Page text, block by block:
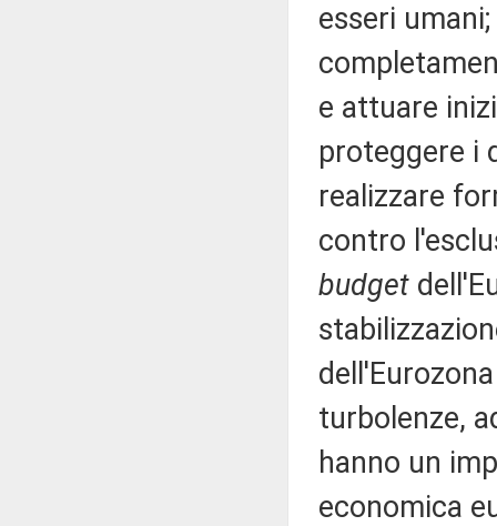
esseri
e attuare
proteggere i
realizzare
contro
budget
turbolenze,
hanno un
economica